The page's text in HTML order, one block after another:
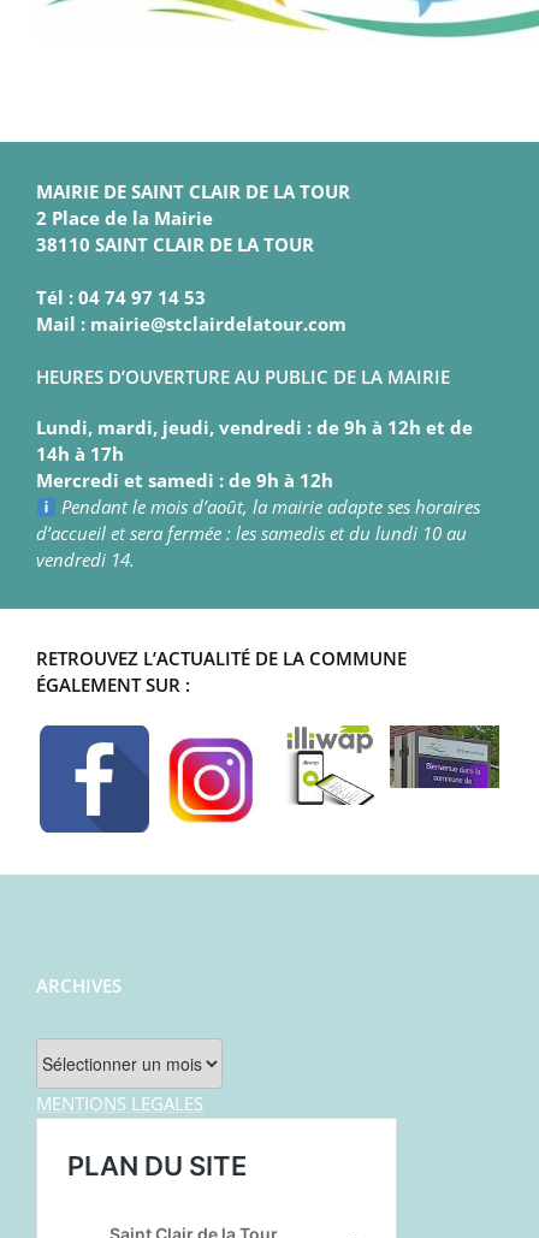
MAIRIE DE SAINT CLAIR DE LA TOUR
2 Place de la Mairie
38110 SAINT CLAIR DE LA TOUR
Tél : 04 74 97 14 53
Mail : mairie@stclairdelatour.com
HEURES D’OUVERTURE AU PUBLIC DE LA MAIRIE
Lundi, mardi, jeudi, vendredi : de 9h à 12h et de
14h à 17h
Mercredi et samedi : de 9h à 12h
Pendant le mois d’août, la mairie adapte ses horaires
d’accueil et sera fermée : les samedis et du lundi 10 au
vendredi 14.
RETROUVEZ L’ACTUALITÉ DE LA COMMUNE
ÉGALEMENT SUR :
ARCHIVES
Archives
MENTIONS LEGALES